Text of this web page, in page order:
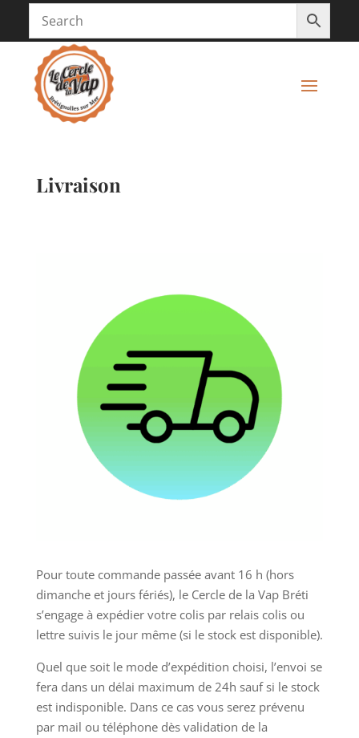
Livraison
Pour toute commande passée avant 16 h (hors
dimanche et jours fériés), le Cercle de la Vap Bréti
s’engage à expédier votre colis par relais colis ou
lettre suivis le jour même (si le stock est disponible).
Quel que soit le mode d’expédition choisi, l’envoi se
fera dans un délai maximum de 24h sauf si le stock
est indisponible. Dans ce cas vous serez prévenu
par mail ou téléphone dès validation de la